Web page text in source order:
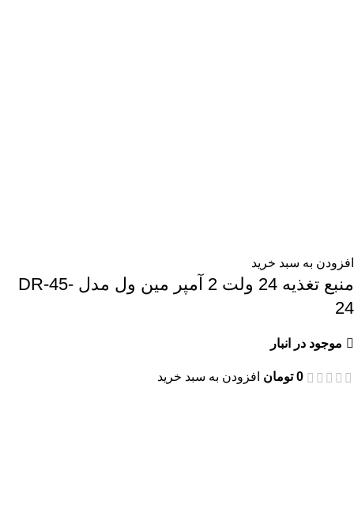
افزودن به سبد خرید
منبع تغذیه 24 ولت 2 آمپر مین ول مدل DR-45-
24
موجود در انبار
0 تومان افزودن به سبد خرید